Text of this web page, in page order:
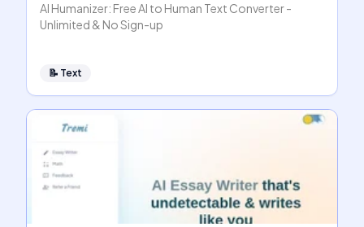
AI Humanizer: Free AI to Human Text Converter -
Unlimited & No Sign-up
📝 Text